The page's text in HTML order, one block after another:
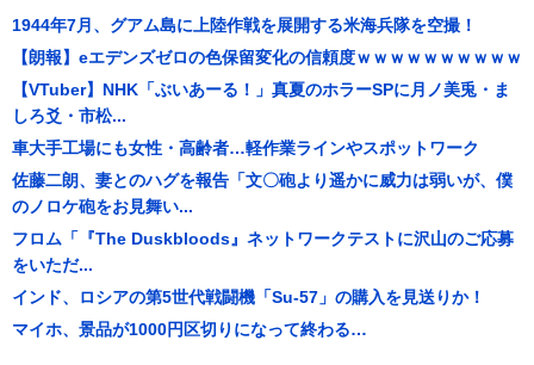
1944年7月、グアム島に上陸作戦を展開する米海兵隊を空撮！
【朗報】eエデンズゼロの色保留変化の信頼度ｗｗｗｗｗｗｗｗｗｗ
【VTuber】NHK「ぶいあーる！」真夏のホラーSPに月ノ美兎・ま
しろ爻・市松...
車大手工場にも女性・高齢者…軽作業ラインやスポットワーク
佐藤二朗、妻とのハグを報告「文〇砲より遥かに威力は弱いが、僕
のノロケ砲をお見舞い...
フロム「『The Duskbloods』ネットワークテストに沢山のご応募
をいただ...
インド、ロシアの第5世代戦闘機「Su-57」の購入を見送りか！
マイホ、景品が1000円区切りになって終わる…